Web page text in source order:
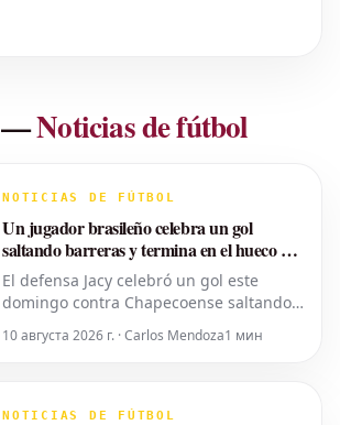
—Noticias de fútbol
NOTICIAS DE FÚTBOL
Un jugador brasileño celebra un gol
saltando barreras y termina en el hueco de
unas escaleras
El defensa Jacy celebró un gol este
domingo contra Chapecoense saltando
sobre el panel publicitario. El brasileño
terminó su carrera cayendo en un hueco
Una caída insólita. El capitán del
10 августа 2026 г. · Carlos Mendoza1 мин
NOTICIAS DE FÚTBOL